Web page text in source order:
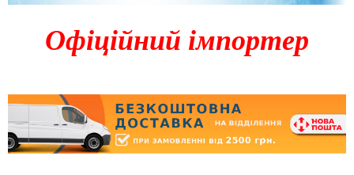
Офіційний імпортер